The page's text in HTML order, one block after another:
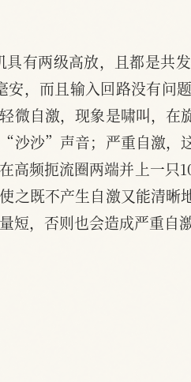
具有两级高放，且都是共
安，而且输入回路没有问
微自激，现象是啸叫，
沙沙”声音；严重自激，
高频扼流圈两端并上一只
之既不产生自激又能清晰
短，否则也会造成严重自激